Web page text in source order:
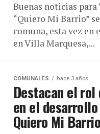
Buenas noticias
“Quiero Mi Barrio”
comuna, esta vez en
en Villa Marquesa,...
COMUNALES hace 3 años
Destacan el
en el
Quiero Mi Barrio